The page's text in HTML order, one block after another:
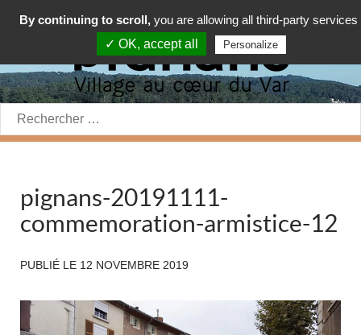
Rechercher:
pignans-20191111-
commemoration-armistice-12
PUBLIÉ LE 12 NOVEMBRE 2019
By continuing to scroll, you are allowing all third-party services
✓ OK, accept all
Personalize